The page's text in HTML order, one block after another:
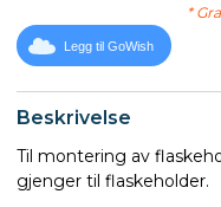
Beskrivelse
Til montering av
gjenger til flaskeholder.
*
Legg til GoWish